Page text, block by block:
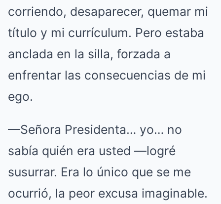
corriendo, desaparecer, quemar mi
título y mi currículum. Pero estaba
anclada en la silla, forzada a
enfrentar las consecuencias de mi
ego.
—Señora Presidenta… yo… no
sabía quién era usted —logré
susurrar. Era lo único que se me
ocurrió, la peor excusa imaginable.